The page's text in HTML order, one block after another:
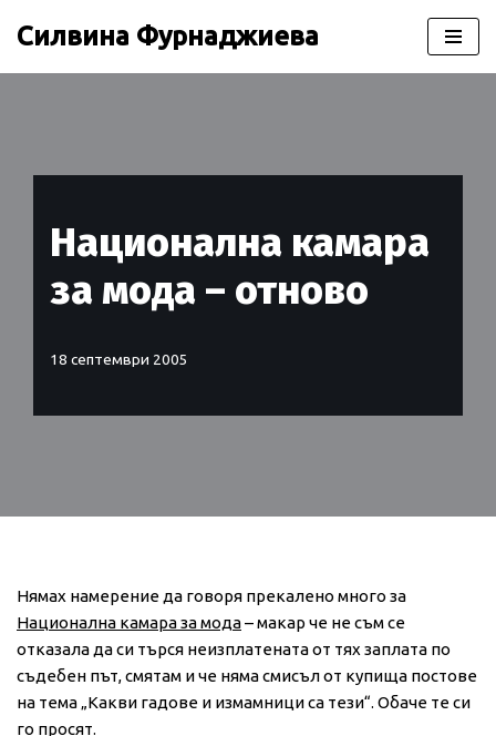
Силвина Фурнаджиева
Национална камара
за мода – отново
18 септември 2005
Нямах намерение да говоря прекалено много за
Национална камара за мода– макар че не съм се
отказала да си търся неизплатената от тях заплата по
съдебен път, смятам и че няма смисъл от купища постове
на тема „Какви гадове и измамници са тези“. Обаче те си
го просят.